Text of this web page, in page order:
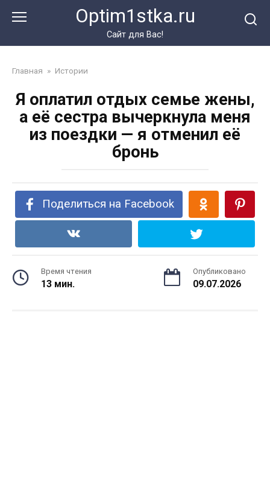
Optim1stka.ru
Сайт для Вас!
Главная » Истории
Я оплатил отдых семье жены,
а её сестра вычеркнула меня
из поездки — я отменил её
бронь
Поделиться на Facebook
Время чтения
13 мин.
Опубликовано
09.07.2026